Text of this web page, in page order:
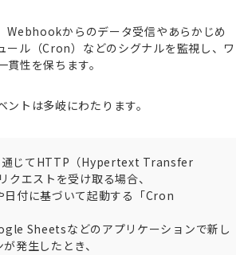
Webhookからのデータ受信やあらかじめ
ール（Cron）などのシグナルを監視し、ワ
性を保ちます。
ントは多岐にわたります。
じてHTTP（Hypertext Transfer
エストを受け取る場合、
日付に基づいて起動する「Cron
Sheetsなどのアプリケーションで新し
発生したとき、